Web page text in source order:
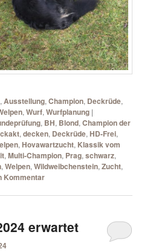
,Ausstellung,Champion, Deckrüde,
,Wurf,Wurfplanung |
, BH, Blond,Champion der
,decken, Deckrüde,HD-Frei,
,Hovawartzucht, Klassik vom
,Multi-Champion, Prag,schwarz,
,Welpen,Wildweibchenstein,Zucht,
Kommentar
erwartet